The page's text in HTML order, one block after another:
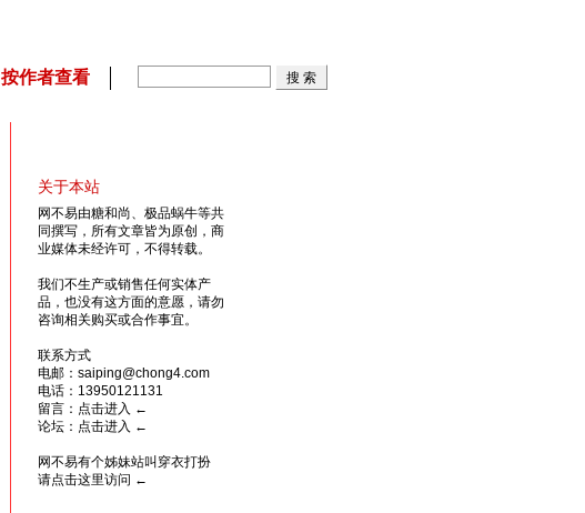
按作者查看
关于本站
网不易由糖和尚、极品蜗牛等共
同撰写，所有文章皆为原创，商
业媒体未经许可，不得转载。
我们不生产或销售任何实体产
品，也没有这方面的意愿，请勿
咨询相关购买或合作事宜。
联系方式
电邮：saiping@chong4.com
电话：13950121131
留言： 点击进入 ←
论坛： 点击进入 ←
网不易有个姊妹站叫穿衣打扮
请点击这里访问 ←